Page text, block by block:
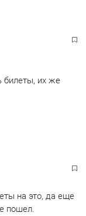
билеты, их же
на это, да еще
пошел.